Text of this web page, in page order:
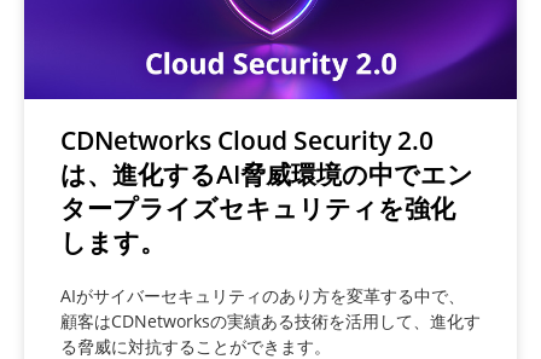
CDNetworks Cloud Security 2.0
は、進化するAI脅威環境の中でエン
タープライズセキュリティを強化
します。
AIがサイバーセキュリティのあり方を変革する中で、
顧客はCDNetworksの実績ある技術を活用して、進化す
る脅威に対抗することができます。